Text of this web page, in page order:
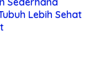
Lebih Sehat